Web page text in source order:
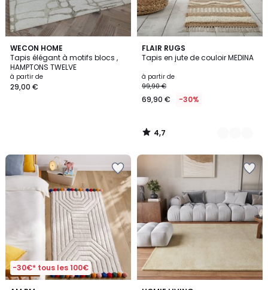
WECON HOME
Tapis élégant à motifs blocs ,
HAMPTONS TWELVE
à partir de
29,00 €
FLAIR RUGS
Tapis en jute de couloir MEDINA
à partir de
99,90 €
69,90 € -30%
4,7
/ 5
3
Couleurs
4,7
/
-30€* tous les 100€